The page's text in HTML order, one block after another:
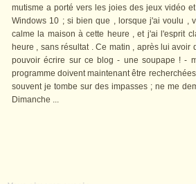
mutisme a porté vers les joies des jeux vidéo
Windows 10 ; si bien que , lorsque j'ai voulu ,
calme la maison à cette heure , et j'ai l'esprit
heure , sans résultat . Ce matin , après lui
pouvoir écrire sur ce blog - une soupape ! -
programme doivent maintenant être
souvent je tombe sur des impasses ; ne me
Dimanche ...